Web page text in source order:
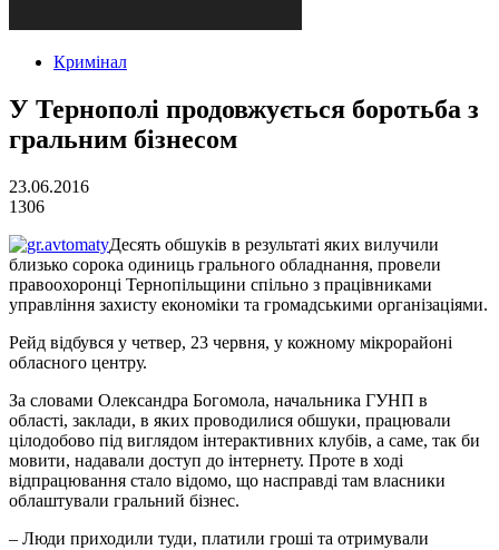
Кримінал
У Тернополі продовжується боротьба з
гральним бізнесом
23.06.2016
1306
Десять обшуків в результаті яких вилучили
близько сорока одиниць грального обладнання, провели
правоохоронці Тернопільщини спільно з працівниками
управління захисту економіки та громадськими організаціями.
Рейд відбувся у четвер, 23 червня, у кожному мікрорайоні
обласного центру.
За словами Олександра Богомола, начальника ГУНП в
області, заклади, в яких проводилися обшуки, працювали
цілодобово під виглядом інтерактивних клубів, а саме, так би
мовити, надавали доступ до інтернету. Проте в ході
відпрацювання стало відомо, що насправді там власники
облаштували гральний бізнес.
– Люди приходили туди, платили гроші та отримували